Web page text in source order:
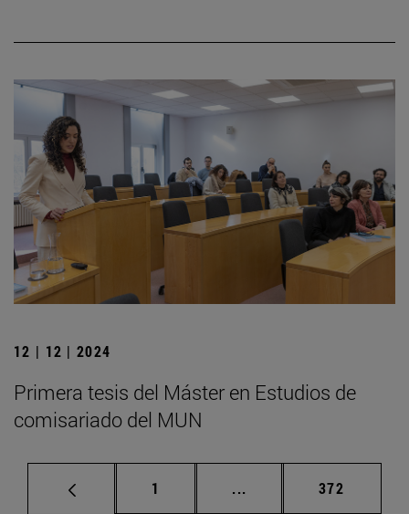
12 | 12 | 2024
Primera tesis del Máster en Estudios de
comisariado del MUN
Página
1 ... Páginas intermedias
Página
372